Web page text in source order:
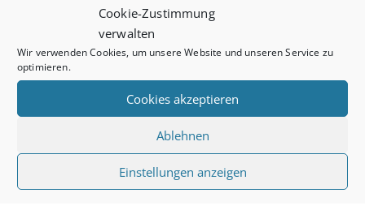
Cookie-Zustimmung
verwalten
Wir verwenden Cookies, um unsere Website und unseren Service zu
optimieren.
Cookies akzeptieren
Ablehnen
Einstellungen anzeigen